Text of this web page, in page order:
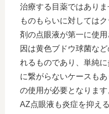
治療する目薬ではありま
ものもらいに対しては
剤の点眼液が第一に使
因は黄色ブドウ球菌な
れるものであり、単純
に繋がらないケースも
の使用が必要となります
AZ点眼液も炎症を抑え